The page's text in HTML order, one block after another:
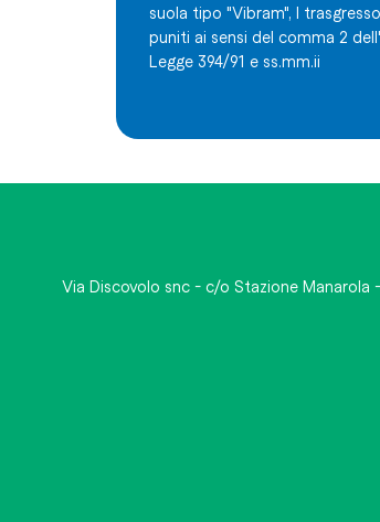
suola tipo "Vibram", I
puniti ai sensi del comma 2
Legge 394/91 e ss.mm.ii
Via Discovolo snc - c/o Stazione Manarola